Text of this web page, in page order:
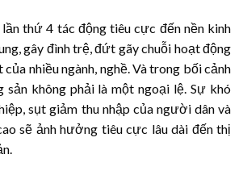
thứ 4 tác động tiêu cực đến nền kinh
gây đình trệ, đứt gãy chuỗi hoạt động
của nhiều ngành, nghề. Và trong bối cảnh
sản không phải là một ngoại lệ. Sự khó
sụt giảm thu nhập của người dân và
sẽ ảnh hưởng tiêu cực lâu dài đến thị